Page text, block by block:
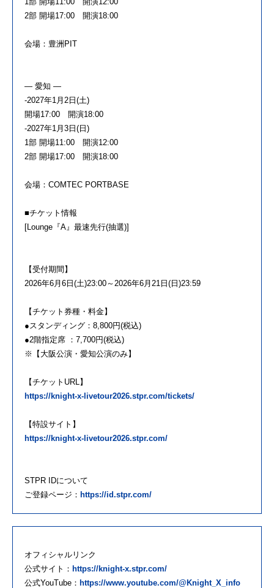
2部 開場17:00 開演18:00
会場：豊洲PIT
― 愛知 ―
-2027年1月2日(土)
開場17:00 開演18:00
-2027年1月3日(日)
1部 開場11:00 開演12:00
2部 開場17:00 開演18:00
会場：COMTEC PORTBASE
■チケット情報
[Lounge『A』最速先行(抽選)]
【受付期間】
2026年6月6日(土)23:00～2026年6月21日(日)23:59
【チケット券種・料金】
●スタンディング：8,800円(税込)
●2階指定席 ：7,700円(税込)
※【大阪公演・愛知公演のみ】
【チケットURL】
https://knight-x-livetour2026.stpr.com/tickets/
【特設サイト】
https://knight-x-livetour2026.stpr.com/
STPR IDについて
ご登録ページ： https://id.stpr.com/
オフィシャルリンク
公式サイト： https://knight-x.stpr.com/
公式YouTube： https://www.youtube.com/@Knight_X_info